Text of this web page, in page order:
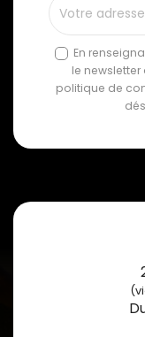
En
le
politique de